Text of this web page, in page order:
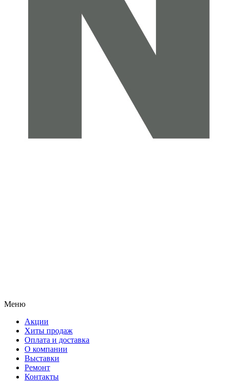
Меню
Акции
Хиты продаж
Оплата и доставка
О компании
Выставки
Ремонт
Контакты